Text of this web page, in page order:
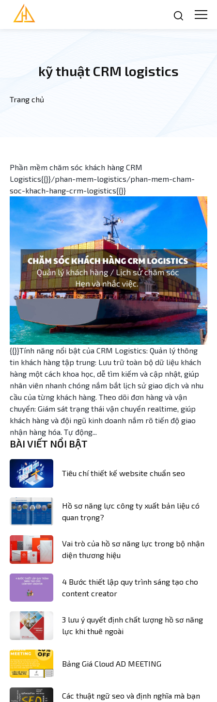
Nhảy đến nội dung
kỹ thuật CRM logistics
Bạn đang ở đây
Trang chủ
Phần mềm chăm sóc khách hàng CRM
Logistics{{}}/phan-mem-logistics/phan-mem-cham-
soc-khach-hang-crm-logistics{{}}
{{}}Tính năng nổi bật của CRM Logistics: Quản lý thông
tin khách hàng tập trung: Lưu trữ toàn bộ dữ liệu khách
hàng một cách khoa học, dễ tìm kiếm và cập nhật, giúp
nhân viên nhanh chóng nắm bắt lịch sử giao dịch và nhu
cầu của từng khách hàng. Theo dõi đơn hàng và vận
chuyển: Giám sát trạng thái vận chuyển realtime, giúp
khách hàng và đội ngũ kinh doanh nắm rõ tiến độ giao
nhận hàng hóa. Tự động...
BÀI VIẾT NỔI BẬT
Tiêu chí thiết kế website chuẩn seo
Hồ sơ năng lực công ty xuất bản liệu có
quan trọng?
Vai trò của hồ sơ năng lực trong bộ nhận
diện thương hiệu
4 Bước thiết lập quy trình sáng tạo cho
content creator
3 lưu ý quyết định chất lượng hồ sơ năng
lực khi thuê ngoài
Bảng Giá Cloud AD MEETING
Các thuật ngữ seo và định nghĩa mà bạn